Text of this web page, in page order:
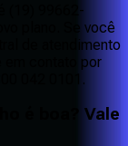
(19) 99662-
plano. Se você
de atendimento
em contato por
042 0101.
é boa? Vale